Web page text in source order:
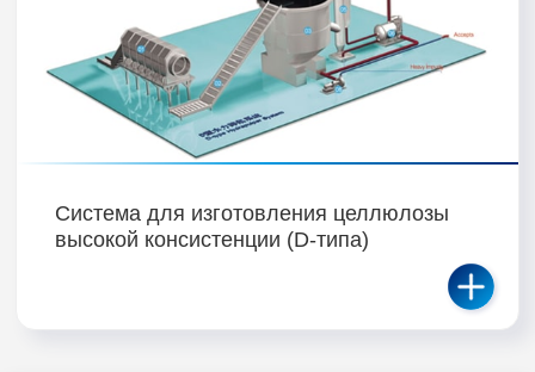
Система для изготовления целлюлозы
высокой консистенции (D-типа)